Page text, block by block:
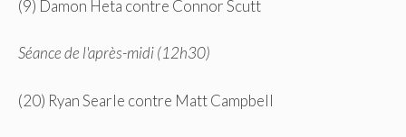
(9) Damon Heta contre Connor Scutt
Séance de l'après-midi (12h30)
(20) Ryan Searle contre Matt Campbell